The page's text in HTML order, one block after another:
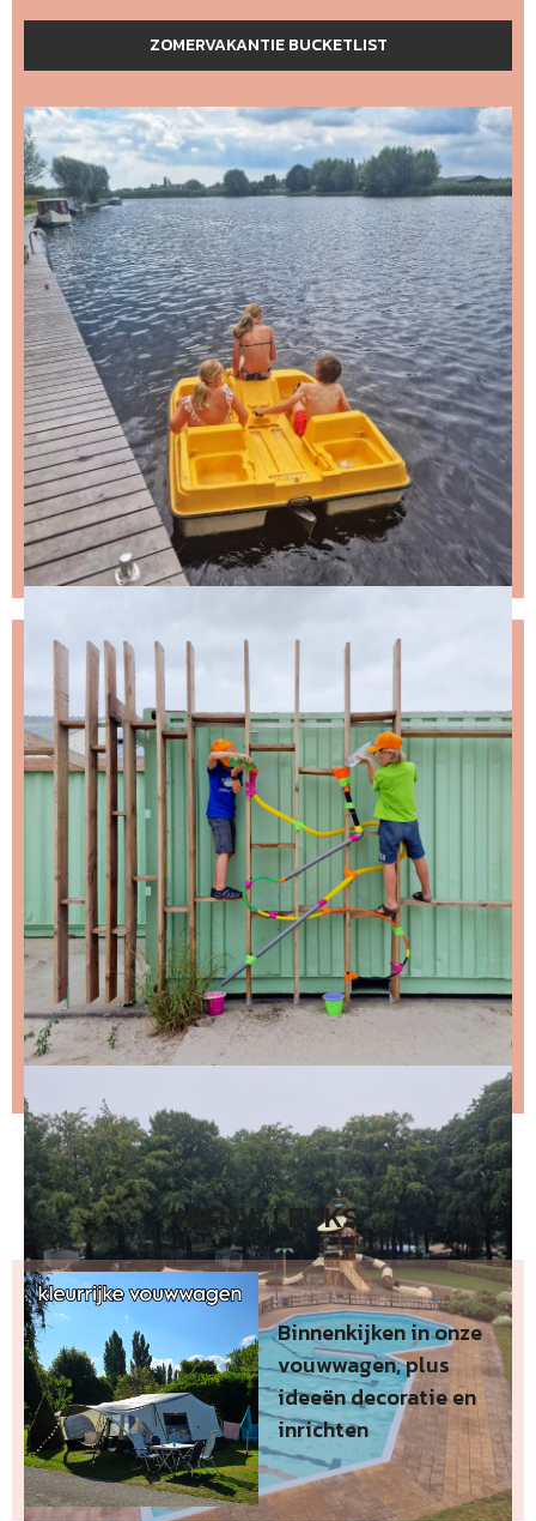
ZOMERVAKANTIE BUCKETLIST
NIKS LEUKS MISSEN?
Schrijf je in voor de nieuwsbrief, dan stuur ik je
ongeveer twee keer per maand een leuke mail.
Stap 1 – vul je emailadres in en klik op de knop:
Stap 2 – open de email en bevestig je inschrijving
(niks ontvangen, bekijk dan je spam folder).
Wil je niet wachten op de volgende nieuwsbrief?
Lees
dan hier de nieuwste nieuwsbrief
NIEUW LEUKS
Binnenkijken in onze
vouwwagen, plus
ideeën decoratie en
inrichten